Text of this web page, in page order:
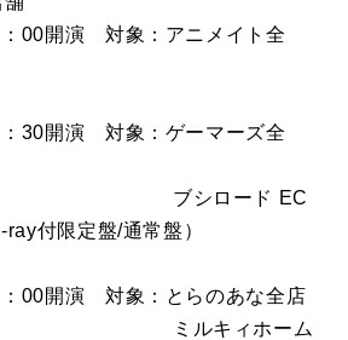
00開演 対象：アニメイト全
30開演 対象：ゲーマーズ全
ード EC
付限定盤/通常盤）
00開演 対象：とらのあな全店
ィホーム